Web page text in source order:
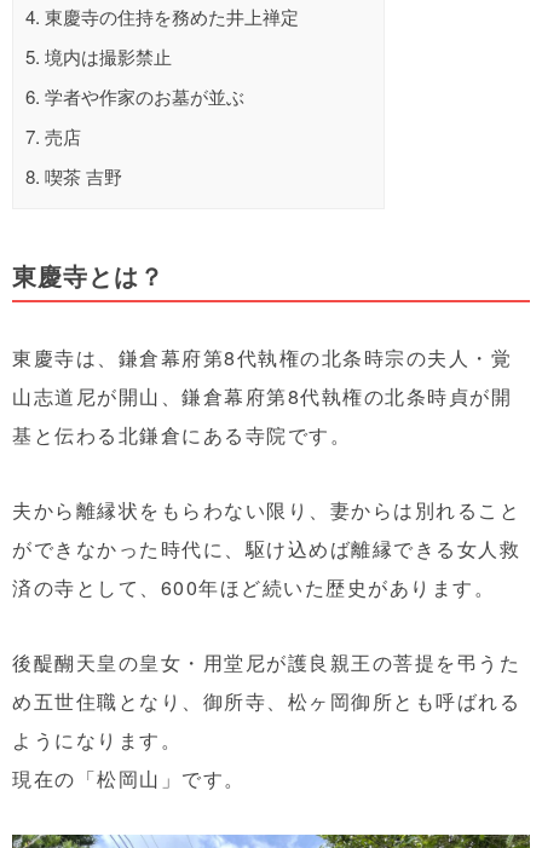
4. 東慶寺の住持を務めた井上禅定
5. 境内は撮影禁止
6. 学者や作家のお墓が並ぶ
7. 売店
8. 喫茶 吉野
東慶寺とは？
東慶寺は、鎌倉幕府第8代執権の北条時宗の夫人・覚
山志道尼が開山、鎌倉幕府第8代執権の北条時貞が開
基と伝わる北鎌倉にある寺院です。
夫から離縁状をもらわない限り、妻からは別れること
ができなかった時代に、駆け込めば離縁できる女人救
済の寺として、600年ほど続いた歴史があります。
後醍醐天皇の皇女・用堂尼が護良親王の菩提を弔うた
め五世住職となり、御所寺、松ヶ岡御所とも呼ばれる
ようになります。
現在の「松岡山」です。